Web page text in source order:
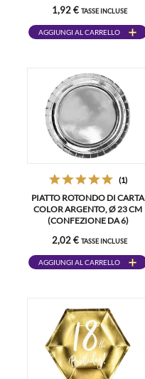
1,92 € TASSE INCLUSE
AGGIUNGI AL CARRELLO
(1)
PIATTO ROTONDO DI CARTA
COLOR ARGENTO, Ø 23 CM
(CONFEZIONE DA 6)
2,02 € TASSE INCLUSE
AGGIUNGI AL CARRELLO